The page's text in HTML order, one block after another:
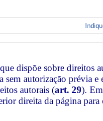
dispõe sobre direitos
sem autorização prévia e
autorais (art. 29).
direita da página